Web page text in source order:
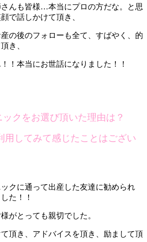
んも皆様…本当にプロの方だな。と思
で話しかけて頂き、
の後のフォローも全て、すばやく、的
き、
！本当にお世話になりました！！
クをお選び頂いた理由は？
してみて感じたことはござい
ックに通って出産した友達に勧められ
た！！
がとっても親切でした。
頂き、アドバイスを頂き、励まして頂